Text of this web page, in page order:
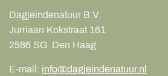
Dagjeindenatuur B.V.
Jurriaan Kokstraat 161
2586 SG Den Haag
E-mail: info@dagjeindenatuur.nl